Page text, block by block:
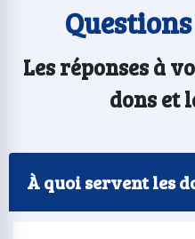
Questions
Les réponses à
dons et
À quoi servent les